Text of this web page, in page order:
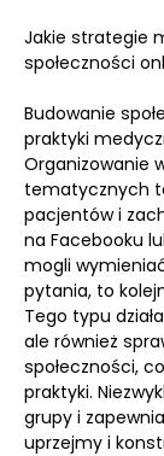
Jakie strategie
społeczności
Budowanie
praktyki
Organizowanie
tematycznych
pacjentów i
na Facebooku
mogli
pytania, to
Tego typu
ale również
społeczności,
praktyki.
grupy i
uprzejmy i